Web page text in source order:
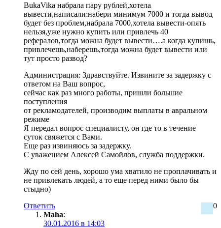
BukaVika набрала пару рублей,хотела
вывести,написали:набери минимум 7000 и тогда вывод
будет без проблем,набрала 7000,хотела вывести-опять
нельзя,уже нужно купить или привлечь 40
рефералов,тогда можна будет вывести….а когда купишь,
привлечешь,наберешь,тогда можна будет вывести или
тут просто развод?
Администрация: Здравствуйте. Извините за задержку с
ответом на Ваш вопрос,
сейчас как раз много работы, пришли большие
поступления
от рекламодателей, производим выплаты в авральном
режиме
Я передал вопрос специалисту, он где то в течение
суток свяжется с Вами.
Еще раз извиняюсь за задержку.
С уважением Алексей Самойлов, служба поддержки.
Жду по сей день, хорошо ума хватило не проплачивать и
не привлекать людей, а то еще перед ними было бы
стыдно)
0
Ответить
Maha:
30.01.2016 в 14:03